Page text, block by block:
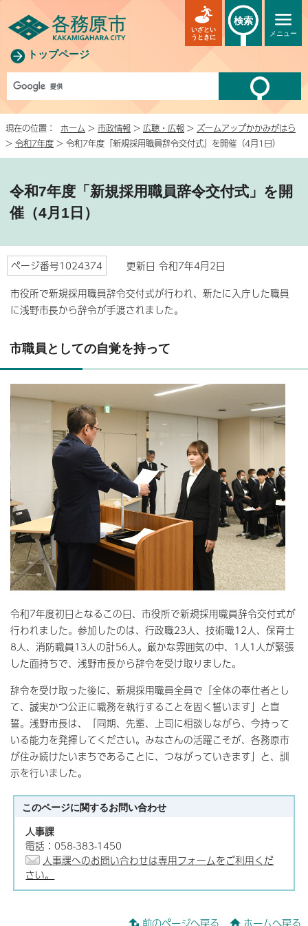
トップページ
メニュー
いざとい
うときに
検索
現在の位置： ホーム > 市政情報 > 広聴・広報 > ズームアップかかみがはら
> 令和7年度 > 令和7年度「新規採用職員辞令交付式」を開催（4月1日）
令和7年度「新規採用職員辞令交付式」を開
催（4月1日）
ページ番号1024374
更新日 令和7年4月2日
市役所で新規採用職員辞令交付式が行われ、新たに入庁した職員
に浅野市長から辞令が手渡されました。
市職員としての自覚を持って
令和7年度初日となるこの日、市役所で新規採用職員辞令交付式が
行われました。参加したのは、行政職23人、技術職12人、保育士
8人、消防職員13人の計56人。厳かな雰囲気の中、1人1人が緊張
した面持ちで、浅野市長から辞令を受け取りました。
辞令を受け取った後に、新規採用職員全員で「全体の奉仕者とし
て、誠実かつ公正に職務を執行することを固く誓います」と宣
誓。浅野市長は、「同期、先輩、上司に相談しながら、今持って
いる能力を発揮してください。みなさんの活躍こそが、各務原市
が住み続けたいまちであることに、つながっていきます」と、訓
示を行いました。
このページに関するお問い合わせ
人事課
電話：058-383-1450
人事課へのお問い合わせは専用フォームをご利用くだ
さい。